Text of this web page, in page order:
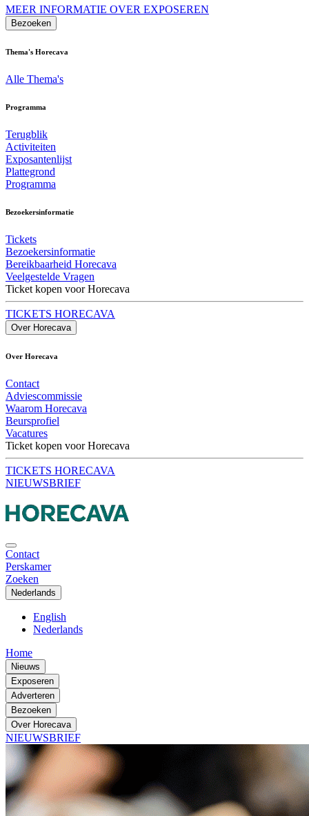
MEER INFORMATIE OVER EXPOSEREN
Bezoeken
Thema's Horecava
Alle Thema's
Programma
Terugblik
Activiteiten
Exposantenlijst
Plattegrond
Programma
Bezoekersinformatie
Tickets
Bezoekersinformatie
Bereikbaarheid Horecava
Veelgestelde Vragen
Ticket kopen voor Horecava
TICKETS HORECAVA
Over Horecava
Over Horecava
Contact
Adviescommissie
Waarom Horecava
Beursprofiel
Vacatures
Ticket kopen voor Horecava
TICKETS HORECAVA
NIEUWSBRIEF
Contact
Perskamer
Zoeken
Nederlands
English
Nederlands
Home
Nieuws
Exposeren
Adverteren
Bezoeken
Over Horecava
NIEUWSBRIEF